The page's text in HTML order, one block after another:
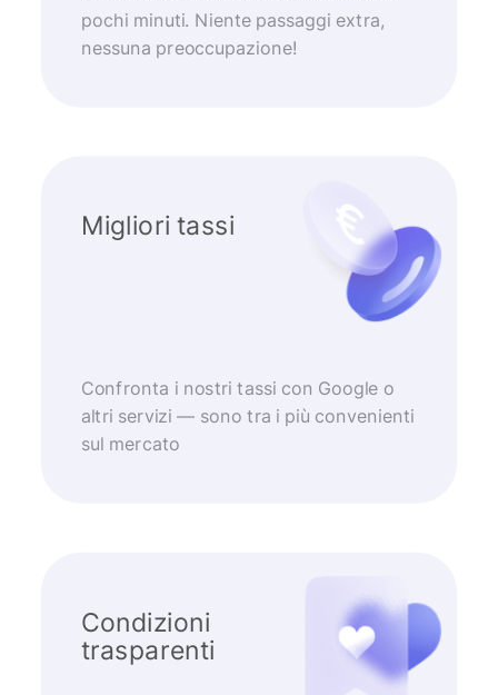
pochi minuti. Niente passaggi extra,
nessuna preoccupazione!
Migliori tassi
Confronta i nostri tassi con Google o
altri servizi — sono tra i più convenienti
sul mercato
Condizioni
trasparenti